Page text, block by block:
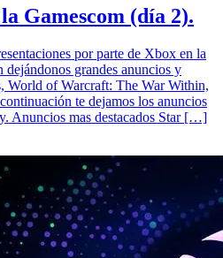
Gamescom (día 2).
por parte de Xbox en la
grandes anuncios y
World of Warcraft: The War Within,
te dejamos los anuncios
Anuncios mas destacados Star […]